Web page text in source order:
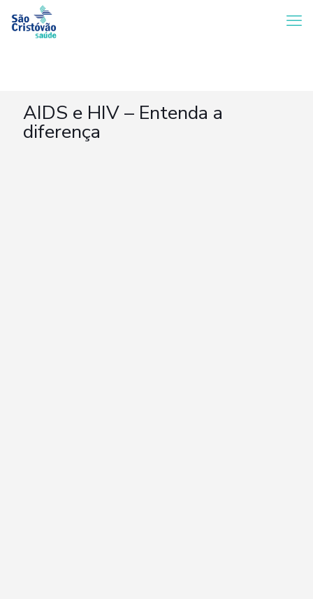
AIDS e HIV – Entenda a
diferença